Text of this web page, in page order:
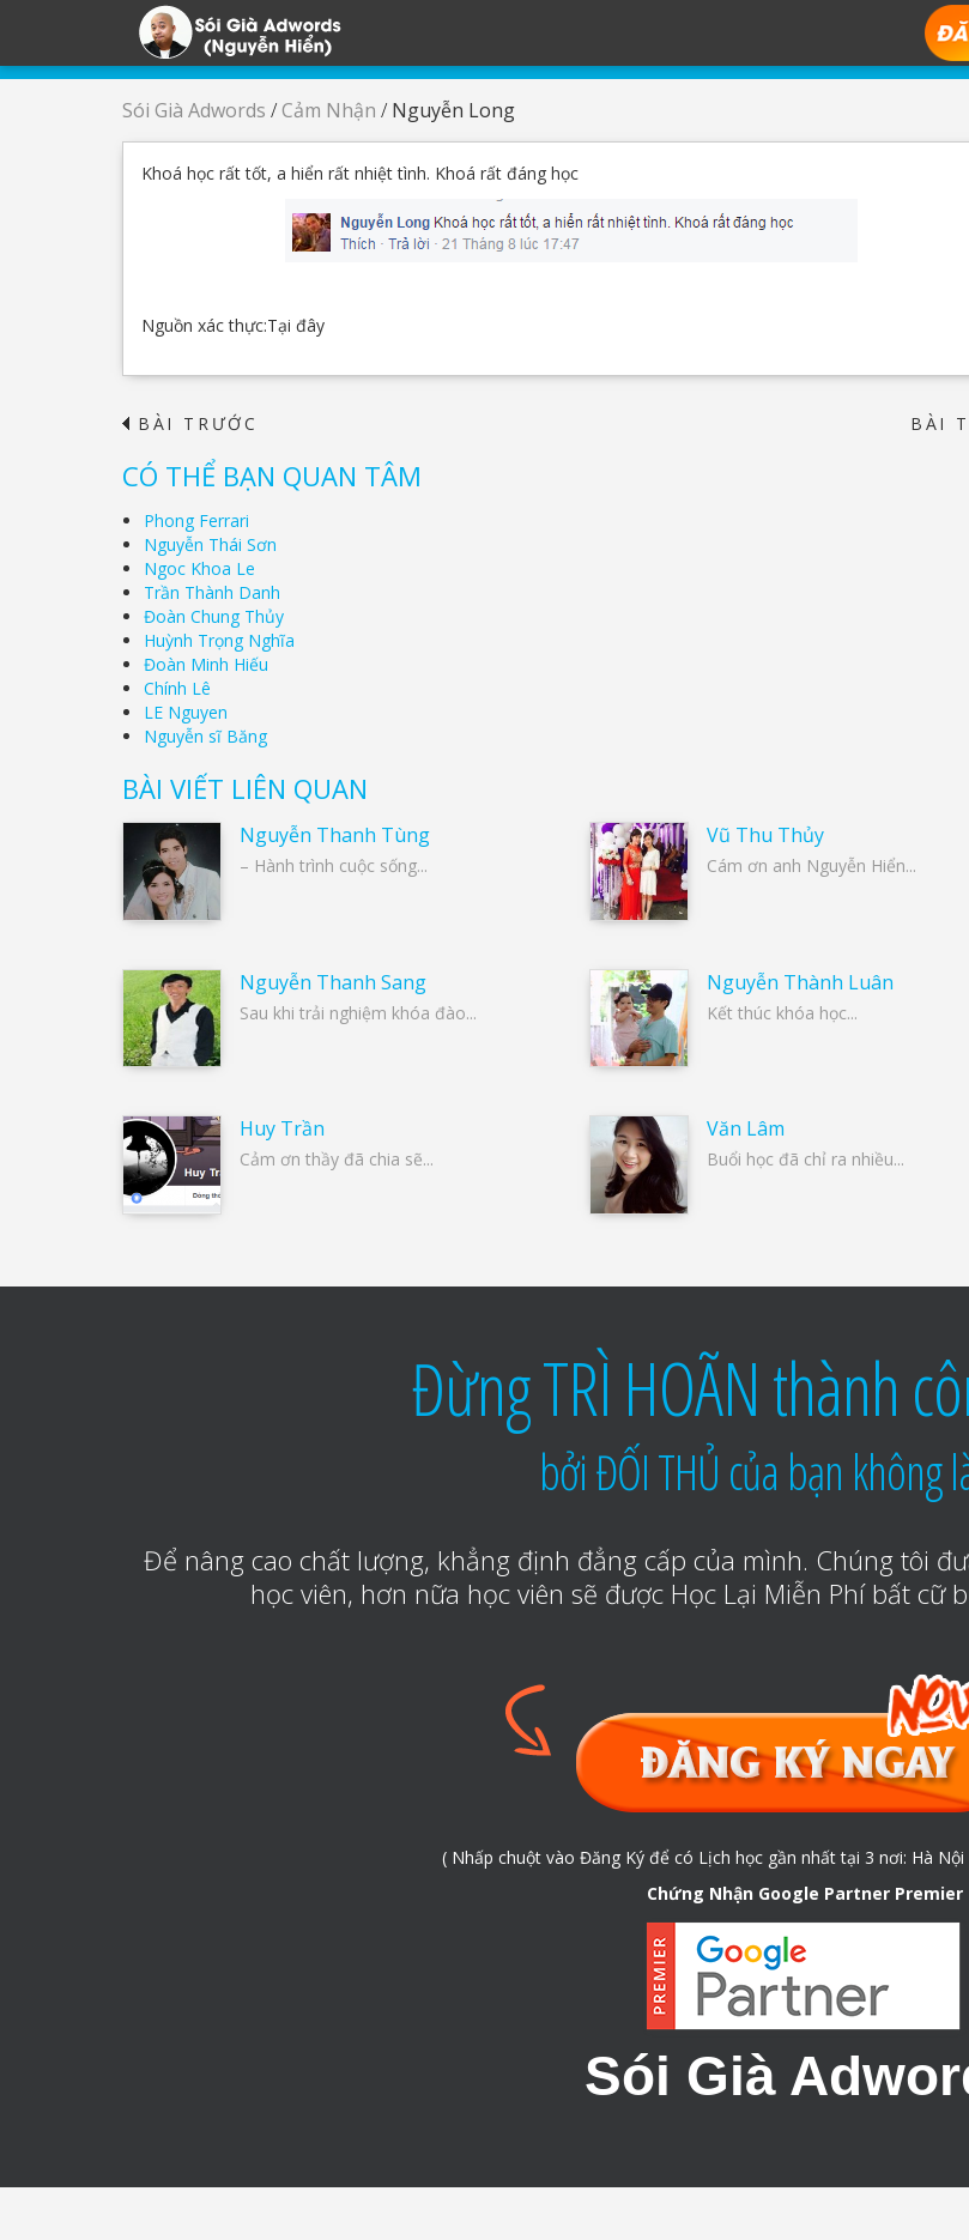
Sói Già Adwords /Cảm Nhận / Nguyễn Long
Khoá học rất tốt, a hiển rất nhiệt tình. Khoá rất đáng học
Nguồn xác thực:Tại đây
BÀI TRƯỚC BÀI
CÓ THỂ BẠN QUAN TÂM
Phong Ferrari
Nguyễn Thái Sơn
Ngoc Khoa Le
Trần Thành Danh
Đoàn Chung Thủy
Huỳnh Trọng Nghĩa
Đoàn Minh Hiếu
Chính Lê
LE Nguyen
Nguyễn sĩ Băng
BÀI VIẾT LIÊN QUAN
Nguyễn Thanh Tùng
– Hành trình cuộc sống...
Vũ Thu Thủy
Cám ơn anh Nguyễn Hiển...
Nguyễn Thanh Sang
Sau khi trải nghiệm khóa đào...
Nguyễn Thành Luân
Kết thúc khóa học...
Huy Trần
Cảm ơn thầy đã chia sẽ...
Văn Lâm
Buổi học đã chỉ ra nhiều...
Đừng TRÌ HOÃN thành
bởi ĐỐI THỦ của bạn không
Để nâng cao chất lượng, khẳng định đẳng cấp của mình. Chúng tôi
học viên, hơn nữa học viên sẽ được Học Lại Miễn Phí bất cữ
( Nhấp chuột vào Đăng Ký để có Lịch học gần nhất tại 3 nơi: Hà
Chứng Nhận Google Partner Premier
Sói Già